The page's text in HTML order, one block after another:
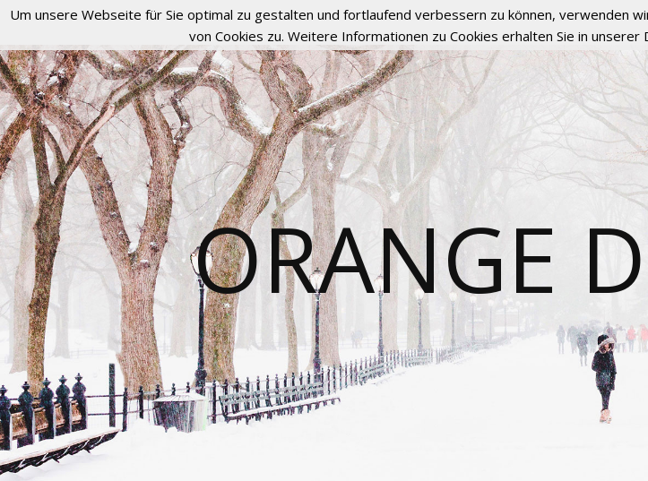
ORANGE
Um unsere Webseite für Sie optimal zu gestalten und fortlaufend verbessern zu können, verwenden
von Cookies zu. Weitere Informationen zu Cookies erhalten Sie in unserer